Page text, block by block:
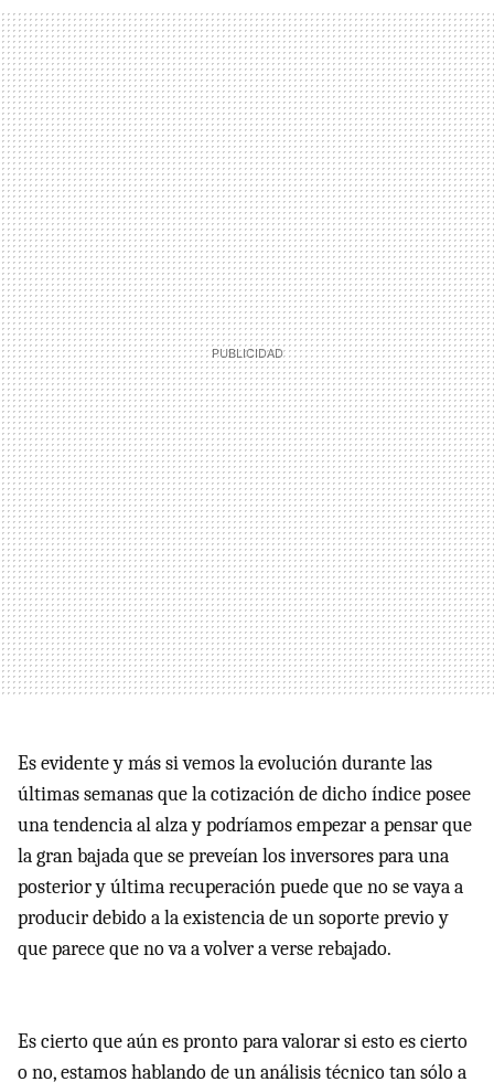
Es evidente y más si vemos la evolución durante las
últimas semanas que la cotización de dicho índice posee
una tendencia al alza y podríamos empezar a pensar que
la gran bajada que se preveían los inversores para una
posterior y última recuperación puede que no se vaya a
producir debido a la existencia de un soporte previo y
que parece que no va a volver a verse rebajado.
Es cierto que aún es pronto para valorar si esto es cierto
o no, estamos hablando de un análisis técnico tan sólo a